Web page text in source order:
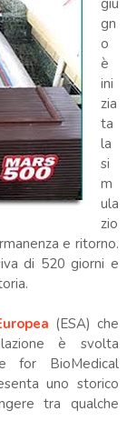
gn
o
è
ini
zia
ta
la
si
m
ula
zio
e ritorno.
di 520 giorni e
(ESA) che
è svolta
for BioMedical
uno storico
tra qualche